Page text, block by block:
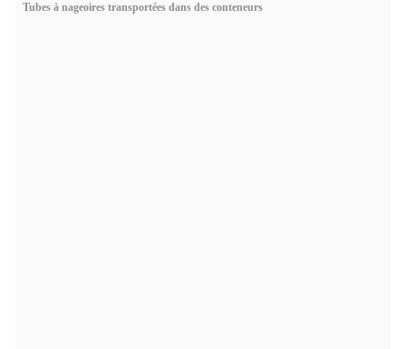
Tubes à nageoires transportées dans des conteneurs